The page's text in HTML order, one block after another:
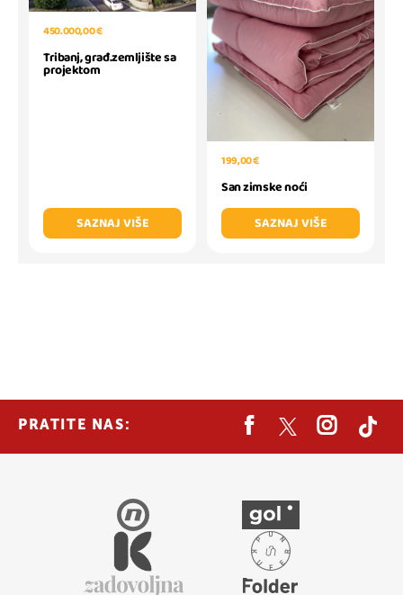
450.000,00 €
Tribanj, građ.zemljište sa
projektom
SAZNAJ VIŠE
199,00 €
San zimske noći
SAZNAJ VIŠE
PRATITE NAS: